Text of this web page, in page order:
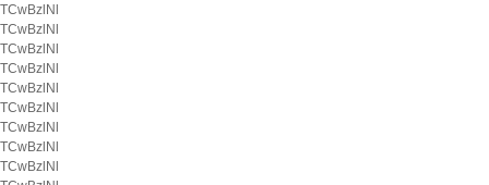
TCwBzlNl
TCwBzlNl
TCwBzlNl
TCwBzlNl
TCwBzlNl
TCwBzlNl
TCwBzlNl
TCwBzlNl
TCwBzlNl